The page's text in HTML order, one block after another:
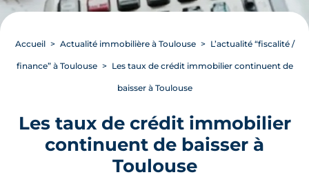
Accueil Actualité immobilière à Toulouse L’actualité “fiscalité /
finance” à Toulouse Les taux de crédit immobilier continuent de
baisser à Toulouse
Les taux de crédit immobilier
continuent de baisser à
Toulouse